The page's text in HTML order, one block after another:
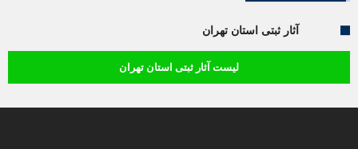
آثار ثبتی استان تهران
لیست آثار ثبتی استان تهران